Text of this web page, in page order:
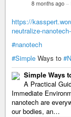
8 months ago –
https://
neutralize-
#nanotech
#Simple Ways to
Simple Ways
A Practical
Immediate
nanotech are
our bodies, an…